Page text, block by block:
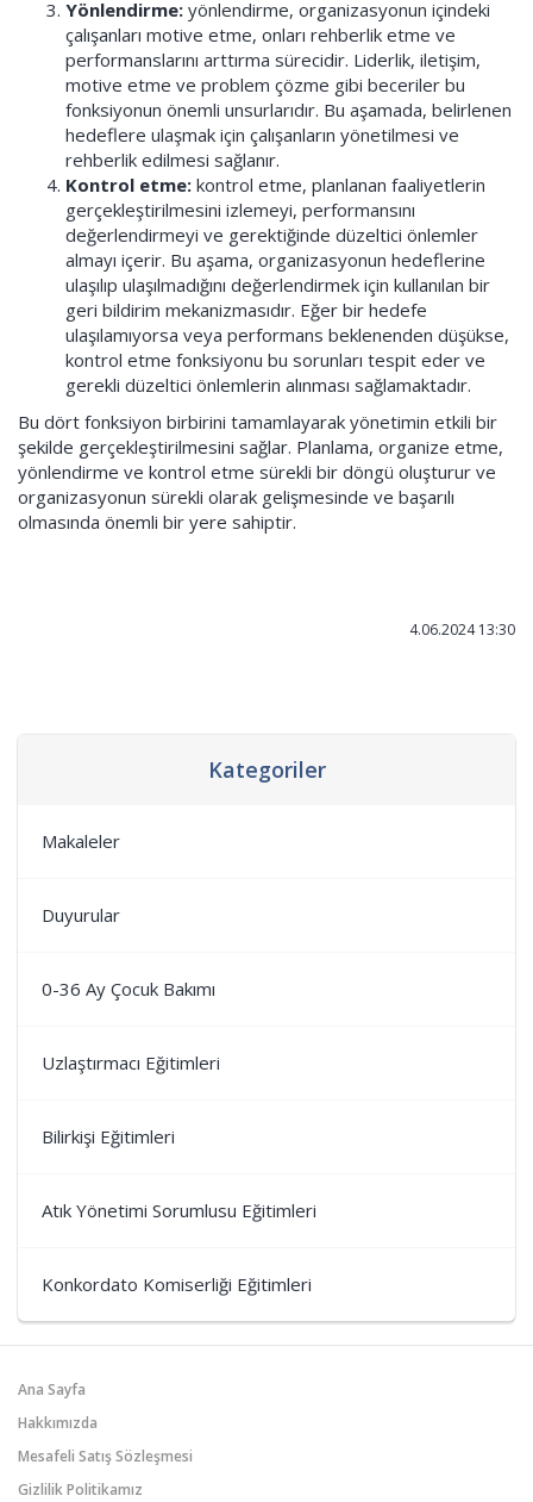
Kategoriler
Makaleler
Duyurular
0-36 Ay Çocuk Bakımı
Uzlaştırmacı Eğitimleri
Bilirkişi Eğitimleri
Atık Yönetimi Sorumlusu Eğitimleri
Konkordato Komiserliği Eğitimleri
Yönlendirme: yönlendirme, organizasyonun içindeki
çalışanları motive etme, onları rehberlik etme ve
performanslarını arttırma sürecidir. Liderlik, iletişim,
motive etme ve problem çözme gibi beceriler bu
fonksiyonun önemli unsurlarıdır. Bu aşamada, belirlenen
hedeflere ulaşmak için çalışanların yönetilmesi ve
rehberlik edilmesi sağlanır.
Kontrol etme: kontrol etme, planlanan faaliyetlerin
gerçekleştirilmesini izlemeyi, performansını
değerlendirmeyi ve gerektiğinde düzeltici önlemler
almayı içerir. Bu aşama, organizasyonun hedeflerine
ulaşılıp ulaşılmadığını değerlendirmek için kullanılan bir
geri bildirim mekanizmasıdır. Eğer bir hedefe
ulaşılamıyorsa veya performans beklenenden düşükse,
kontrol etme fonksiyonu bu sorunları tespit eder ve
gerekli düzeltici önlemlerin alınması sağlamaktadır.
Bu dört fonksiyon birbirini tamamlayarak yönetimin etkili bir
şekilde gerçekleştirilmesini sağlar. Planlama, organize etme,
yönlendirme ve kontrol etme sürekli bir döngü oluşturur ve
organizasyonun sürekli olarak gelişmesinde ve başarılı
olmasında önemli bir yere sahiptir.
4.06.2024 13:30
Ana Sayfa
Hakkımızda
Mesafeli Satış Sözleşmesi
Gizlilik Politikamız